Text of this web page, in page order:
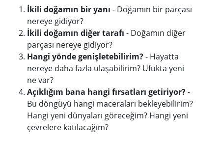
İkili doğamın bir yanı - Doğamın bir parçası
nereye gidiyor?
İkili doğamın diğer tarafı - Doğamın diğer
parçası nereye gidiyor?
Hangi yönde genişletebilirim?- Hayatta
nereye daha fazla ulaşabilirim? Ufukta yeni
ne var?
Açıklığım bana hangi fırsatları getiriyor?-
Bu döngüyü hangi maceraları bekleyebilirim?
Hangi yeni dünyaları göreceğim? Hangi yeni
çevrelere katılacağım?